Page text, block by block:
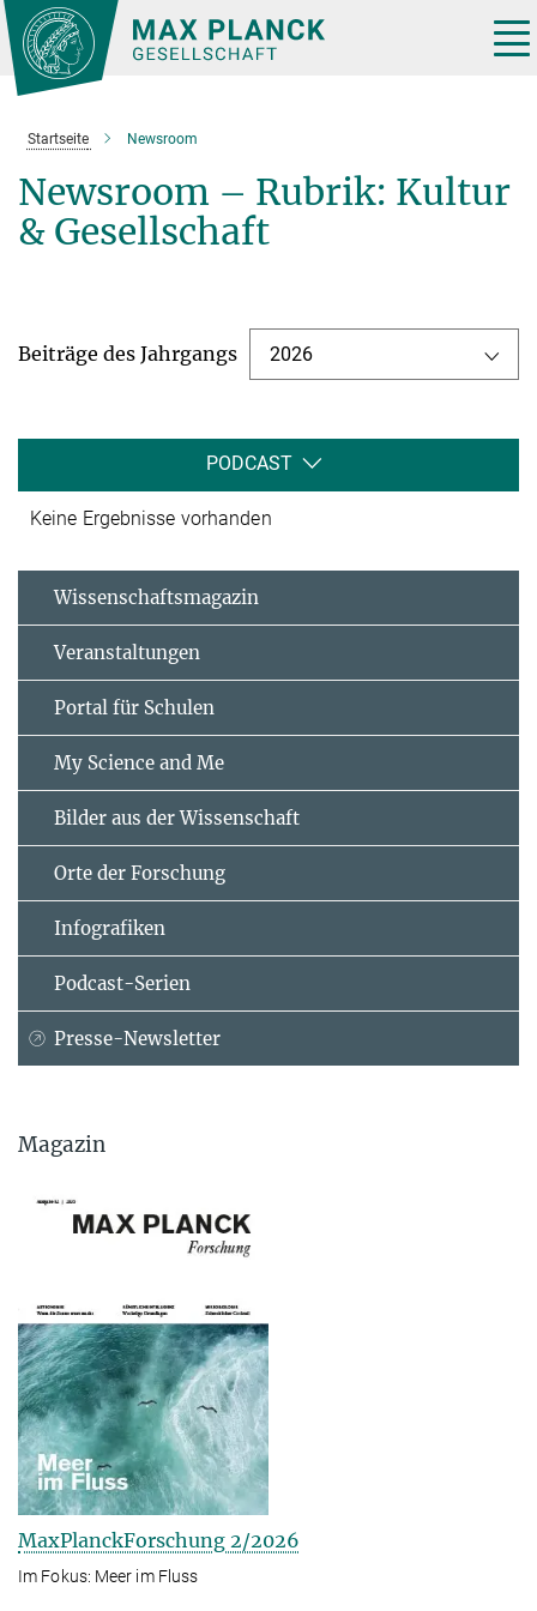
Hauptinhalt
Startseite Newsroom
Newsroom – Rubrik: Kultur
& Gesellschaft
Beiträge des Jahrgangs 2026
PODCAST
Keine Ergebnisse vorhanden
Wissenschaftsmagazin
Veranstaltungen
Portal für Schulen
My Science and Me
Bilder aus der Wissenschaft
Orte der Forschung
Infografiken
Podcast-Serien
Presse-Newsletter
Magazin
MaxPlanckForschung 2/2026
Im Fokus: Meer im Fluss